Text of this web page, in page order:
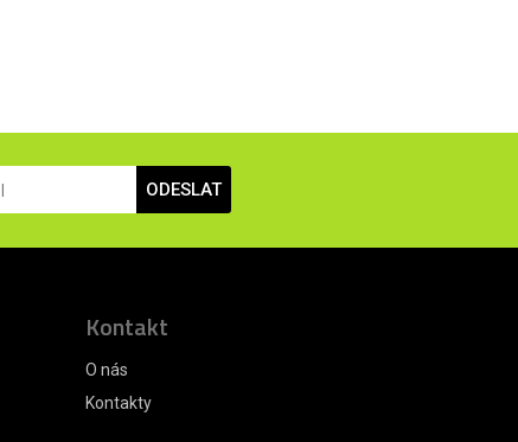
ODESLAT
Kontakt
O nás
Kontakty